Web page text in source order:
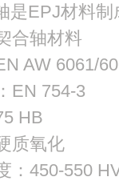
是EPJ材料制
合轴材料
AW 6061/
EN 754-3
HB
质氧化
：450-550